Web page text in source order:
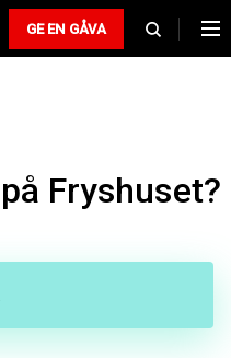
GE EN GÅVA
Fryshuset?